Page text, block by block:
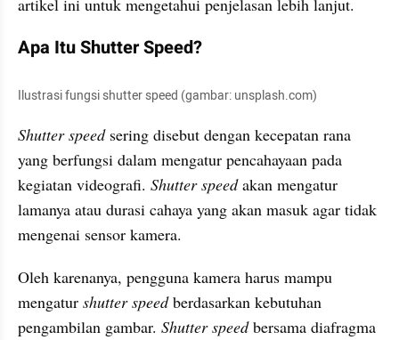
artikel ini untuk mengetahui penjelasan lebih lanjut.
Apa Itu Shutter Speed?
Ilustrasi fungsi shutter speed (gambar: unsplash.com)
Shutter speed sering disebut dengan kecepatan rana
yang berfungsi dalam mengatur pencahayaan pada
kegiatan videografi. Shutter speed akan mengatur
lamanya atau durasi cahaya yang akan masuk agar tidak
mengenai sensor kamera.
Oleh karenanya, pengguna kamera harus mampu
mengatur shutter speed berdasarkan kebutuhan
pengambilan gambar. Shutter speed bersama diafragma